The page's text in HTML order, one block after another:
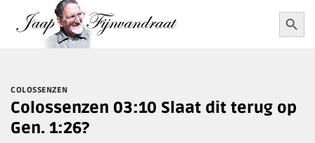
naar
Zoek
naar:
COLOSSENZEN
Colossenzen 03:10 Slaat dit terug op
Gen. 1:26?